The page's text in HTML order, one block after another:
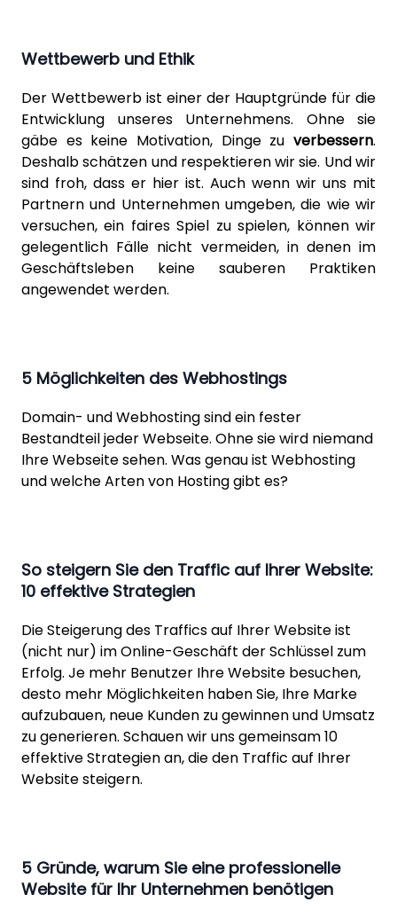
Wettbewerb und Ethik
Der Wettbewerb ist einer der Hauptgründe für die
Entwicklung unseres Unternehmens. Ohne sie
gäbe es keine Motivation, Dinge zu verbessern.
Deshalb schätzen und respektieren wir sie. Und wir
sind froh, dass er hier ist. Auch wenn wir uns mit
Partnern und Unternehmen umgeben, die wie wir
versuchen, ein faires Spiel zu spielen, können wir
gelegentlich Fälle nicht vermeiden, in denen im
Geschäftsleben keine sauberen Praktiken
angewendet werden.
5 Möglichkeiten des Webhostings
Domain- und Webhosting sind ein fester
Bestandteil jeder Webseite. Ohne sie wird niemand
Ihre Webseite sehen. Was genau ist Webhosting
und welche Arten von Hosting gibt es?
So steigern Sie den Traffic auf Ihrer Website:
10 effektive Strategien
Die Steigerung des Traffics auf Ihrer Website ist
(nicht nur) im Online-Geschäft der Schlüssel zum
Erfolg. Je mehr Benutzer Ihre Website besuchen,
desto mehr Möglichkeiten haben Sie, Ihre Marke
aufzubauen, neue Kunden zu gewinnen und Umsatz
zu generieren. Schauen wir uns gemeinsam 10
effektive Strategien an, die den Traffic auf Ihrer
Website steigern.
5 Gründe, warum Sie eine professionelle
Website für Ihr Unternehmen benötigen